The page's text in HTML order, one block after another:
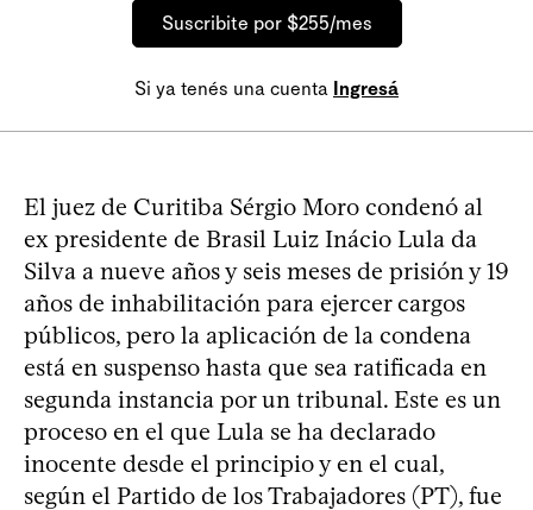
Suscribite por $255/mes
Si ya tenés una cuenta Ingresá
El juez de Curitiba Sérgio Moro condenó al
ex presidente de Brasil Luiz Inácio Lula da
Silva a nueve años y seis meses de prisión y 19
años de inhabilitación para ejercer cargos
públicos, pero la aplicación de la condena
está en suspenso hasta que sea ratificada en
segunda instancia por un tribunal. Este es un
proceso en el que Lula se ha declarado
inocente desde el principio y en el cual,
según el Partido de los Trabajadores (PT), fue